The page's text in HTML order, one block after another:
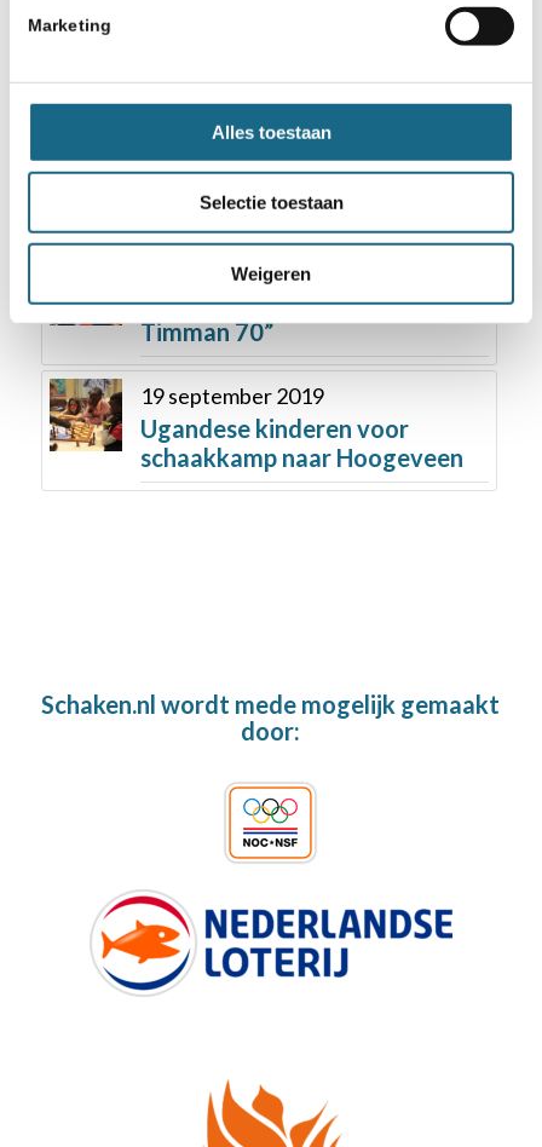
Marketing
Alles toestaan
Selectie toestaan
Weigeren
31 mei 2018
Anish Giri opent NK Schaken
voor schoolteams
basisonderwijs algemeen in
Gouda 2 juni
1 juni 2021
Eindspelstudie wedstrijd „Jan
Timman 70”
19 september 2019
Ugandese kinderen voor
schaakkamp naar Hoogeveen
Schaken.nl wordt mede mogelijk gemaakt
door: